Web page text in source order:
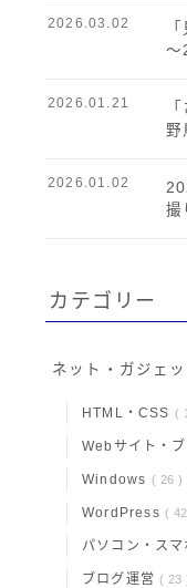
～
2026.03.02
野
2026.01.21
撮
2026.01.02
カテゴリー
ネット・ガジェ
HTML・CSS
Webサイト・
Windows 26
WordPress 42
パソコン・スマ
ブログ運営 23